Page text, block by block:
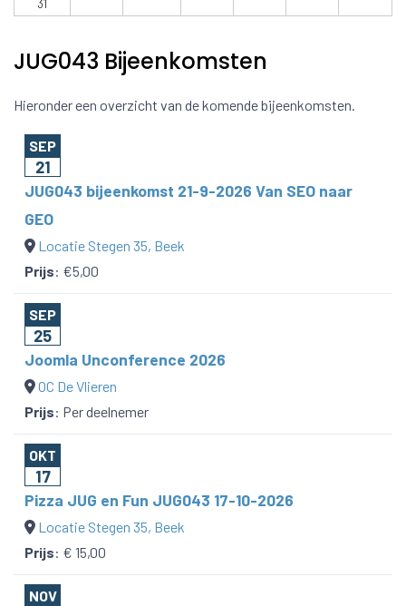
31
JUG043 Bijeenkomsten
Hieronder een overzicht van de komende bijeenkomsten.
SEP
21
JUG043 bijeenkomst 21-9-2026 Van SEO naar
GEO
Locatie Stegen 35, Beek
Prijs: €5,00
SEP
25
Joomla Unconference 2026
OC De Vlieren
Prijs: Per deelnemer
OKT
17
Pizza JUG en Fun JUG043 17-10-2026
Locatie Stegen 35, Beek
Prijs: € 15,00
NOV